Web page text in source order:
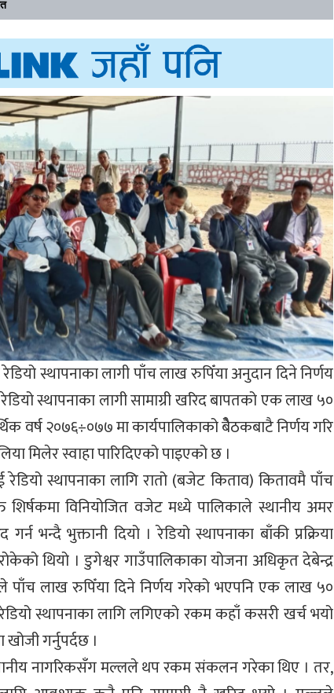
स्थापनाका लागी पाँच लाख रुपिँया अनुदान दिने निर्णय
स्थापनाका लागी सामाग्री खरिद बापतको एक लाख ५०
वर्ष २०७६÷०७७ मा कार्यपालिकाको बैेठकबाटै निर्णय गरि
मिलेर स्वाहा पारिदिएको पाइएको छ ।
स्थापनाका लागि रातो (बजेट किताव) कितावमै पाँच
विनियोजित वजेट मध्ये पालिकाले स्थानीय अमर
भन्दै भुक्तानी दियो । रेडियो स्थापनाका बाँकी प्रक्रिया
थियो । डुगेश्वर गाउँपालिकाका योजना अधिकृत देबेन्द्र
पाँच लाख रुपिँया दिने निर्णय गरेको भएपनि एक लाख ५०
स्थापनाका लागि लगिएको रकम कहाँ कसरी खर्च भयो
गर्नुपर्दछ ।
स्थानीय नागरिकसँग मल्लले थप रकम संकलन गरेका थिए । तर,